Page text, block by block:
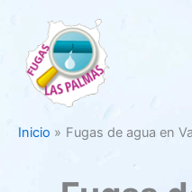
contenido
Inicio Fugas de agua en